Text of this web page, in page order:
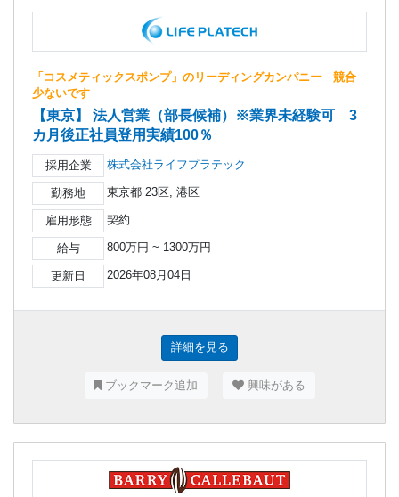
「コスメティックスポンプ」のリーディングカンパニー 競合
少ないです
【東京】 法人営業（部長候補）※業界未経験可 3
カ月後正社員登用実績100％
採用企業 株式会社ライフプラテック
勤務地 東京都 23区, 港区
雇用形態 契約
給与 800万円 ~ 1300万円
更新日 2026年08月04日
詳細を見る
ブックマーク追加 興味がある